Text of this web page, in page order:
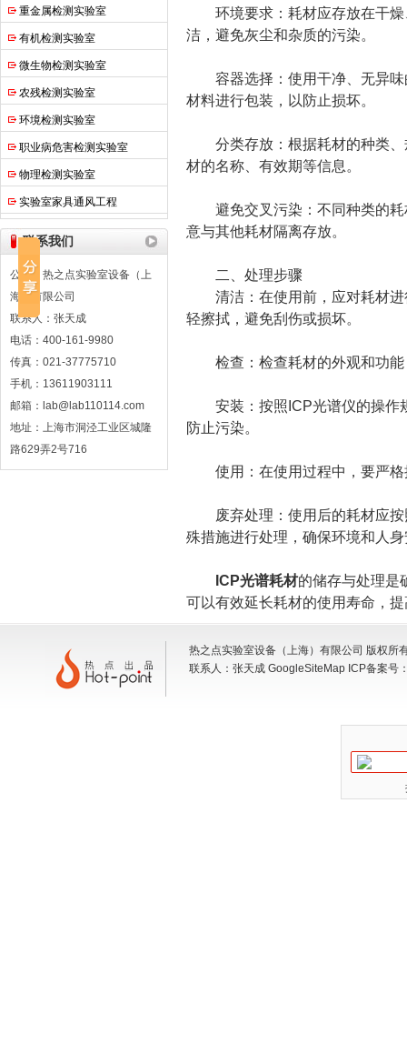
重金属检测实验室
有机检测实验室
微生物检测实验室
农残检测实验室
环境检测实验室
职业病危害检测实验室
物理检测实验室
实验室家具通风工程
联系我们
公司：热之点实验室设备（上
海）有限公司
联系人：张天成
电话：400-161-9980
传真：021-37775710
手机：13611903111
邮箱：lab@lab110114.com
地址：上海市洞泾工业区城隆
路629弄2号716
环境要求：耗材应存放在干燥
洁，避免灰尘和杂质的污染。
容器选择：使用干净、无异味
材料进行包装，以防止损坏。
分类存放：根据耗材的种类、
材的名称、有效期等信息。
避免交叉污染：不同种类的耗
意与其他耗材隔离存放。
二、处理步骤
清洁：在使用前，应对耗材进
轻擦拭，避免刮伤或损坏。
检查：检查耗材的外观和功能
安装：按照ICP光谱仪的操作规
防止污染。
使用：在使用过程中，要严格
废弃处理：使用后的耗材应按
殊措施进行处理，确保环境和人
ICP光谱耗材的储存与处理是
可以有效延长耗材的使用寿命，
热之点实验室设备（上海）有限公司 版权
联系人：张天成 GoogleSiteMap ICP备案号